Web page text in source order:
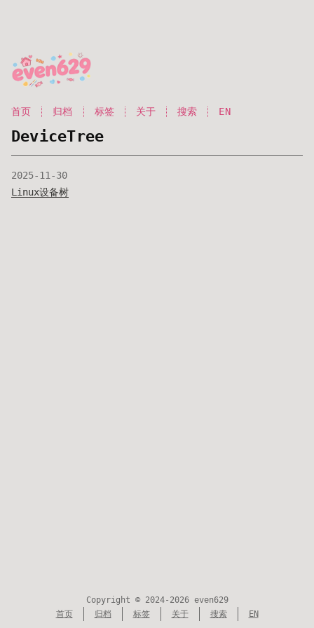
首页 归档 标签 关于 搜索 EN
DeviceTree
2025-11-30
Linux设备树
Copyright © 2024-2026 even629
首页
归档 标签 关于 搜索 EN